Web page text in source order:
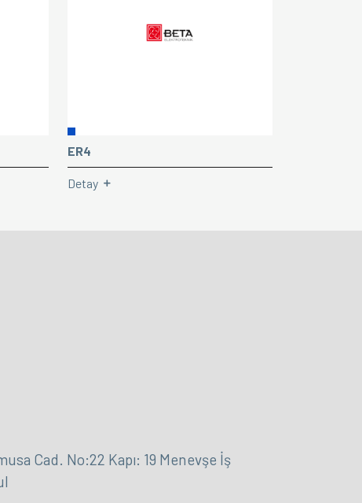
ER4
Detay
Cad. No:22 Kapı: 19 Menevşe İş